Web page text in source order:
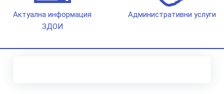
Актуална информация
ЗДОИ
Административни услуги